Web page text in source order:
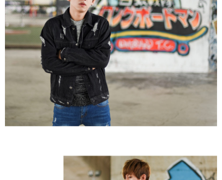
３．收到繳費通知簡訊後14天內，點擊此簡訊中的連結，可透過四大超商／
ATM／網路銀行／等多元方式進行付款，方視為交易完成。
※ 請注意：結帳手續完成當下不需立刻繳費，但若您需要取消訂單，請聯絡
購買商品的店家。未經商家同意取消之訂單仍視為有效，需透過AFTEE先享
後付繳納相關費用。
※ 交易是否成功請以「AFTEE先享後付 」之結帳頁面顯示為準，若有關於
是否繳費成功／繳費後需取消欲退款等相關疑問，請聯繫「AFTEE先享後付
客戶支援中心」
https://netprotections.freshdesk.com/support/home
１．透過由恩沛科技股份有限公司提供之「AFTEE先享後付」服務完成之交
易，需依本服務之必要範圍內提供個人資料，並將交易相關給付款項請求債
權轉讓予恩沛科技股份有限公司。
２．關於個人資料處理事宜，請瀏覽以下網址：
４．使用「AFTEE先享後付」時，將依據個別帳號之用戶狀況，依本公司即
時審查核予不同之上限額度；若仍有額度不足之情形，本公司將視審查結果
7-11付款取貨
每筆NT$80，滿NT$1,800(含以上)免運費
先付款後7-11取貨
每筆NT$80，滿NT$1,800(含以上)免運費
每筆NT$120，滿NT$3,000(含以上)免運費